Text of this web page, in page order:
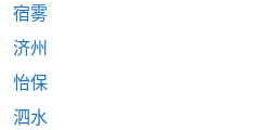
宿雾
济州
怡保
泗水